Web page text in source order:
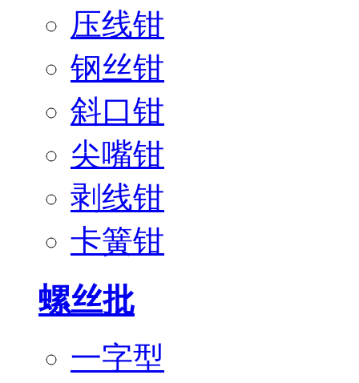
压线钳
钢丝钳
斜口钳
尖嘴钳
剥线钳
卡簧钳
螺丝批
一字型